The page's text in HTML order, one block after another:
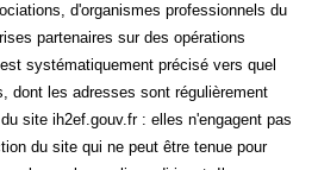
d'organismes professionnels du
partenaires sur des opérations
systématiquement précisé vers quel
dont les adresses sont régulièrement
site ih2ef.gouv.fr : elles n'engagent pas
du site qui ne peut être tenue pour